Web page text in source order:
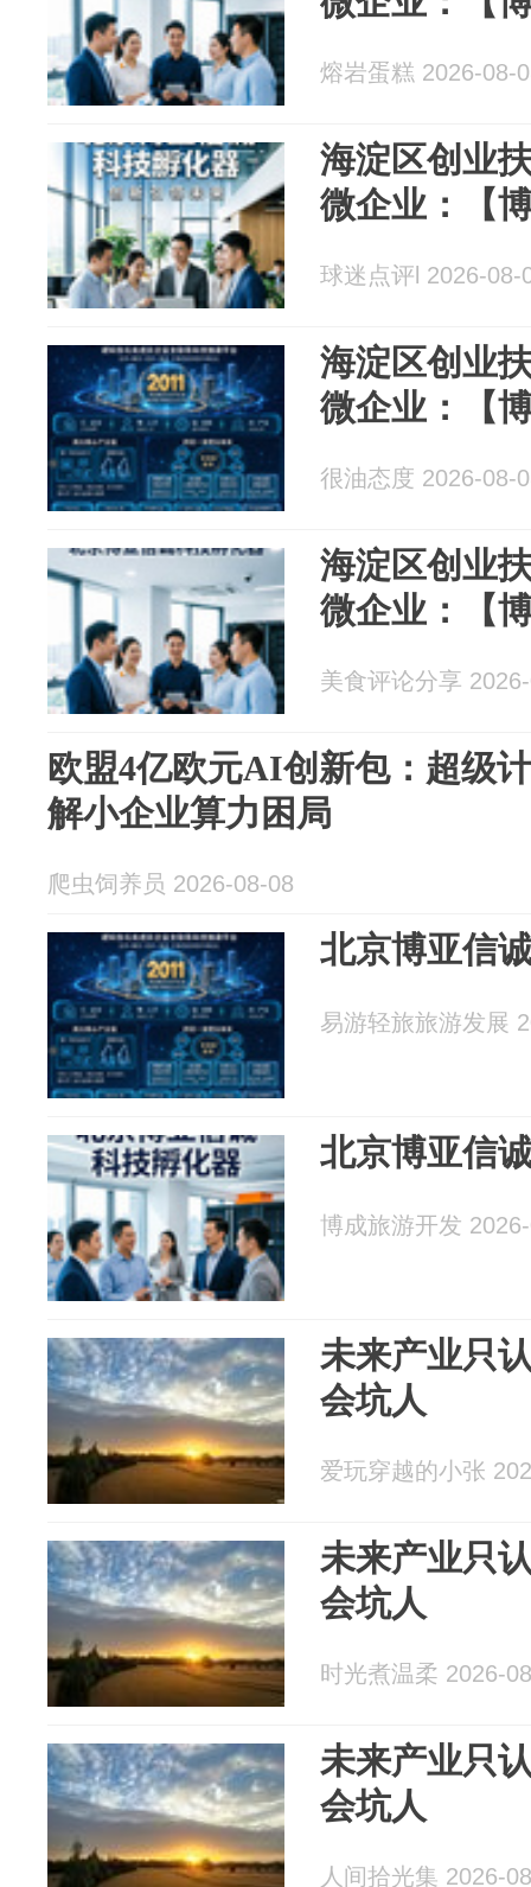
熔岩蛋糕 2026-08-
海淀区创业
微企业：【
球迷点评l 2026-08-
海淀区创业
微企业：【
很油态度 2026-08-
海淀区创业
微企业：【
美食评论分享
欧盟4亿欧元AI创新包：超级
解小企业算力困局
爬虫饲养员 2026-08-08
北京博亚信
易游轻旅旅游发展
北京博亚信
博成旅游开发
未来产业只
会坑人
爱玩穿越的小张
未来产业只
会坑人
时光煮温柔 2026-
未来产业只
会坑人
人间拾光集 2026-